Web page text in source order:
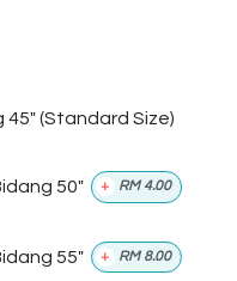
45" (Standard Size)
50" + RM 4.00
55" + RM 8.00